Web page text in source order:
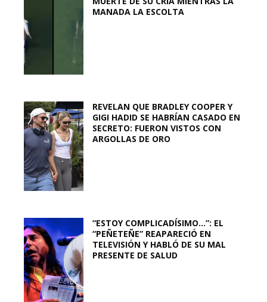
MANADA LA ESCOLTA
REVELAN QUE BRADLEY COOPER Y
GIGI HADID SE HABRÍAN CASADO EN
SECRETO: FUERON VISTOS CON
ARGOLLAS DE ORO
“ESTOY COMPLICADÍSIMO…”: EL
“PEÑETEÑE” REAPARECIÓ EN
TELEVISIÓN Y HABLÓ DE SU MAL
PRESENTE DE SALUD